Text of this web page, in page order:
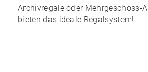
Archivregale oder Mehrgeschoss-
bieten das ideale Regalsystem!